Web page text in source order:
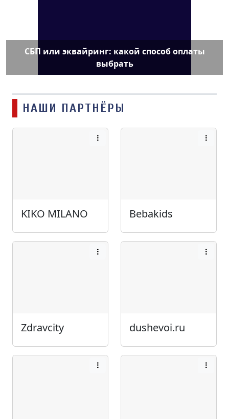
СБП или эквайринг: какой способ оплаты
выбрать
НАШИ ПАРТНЁРЫ
KIKO MILANO Bebakids
Zdravcity dushevoi.ru